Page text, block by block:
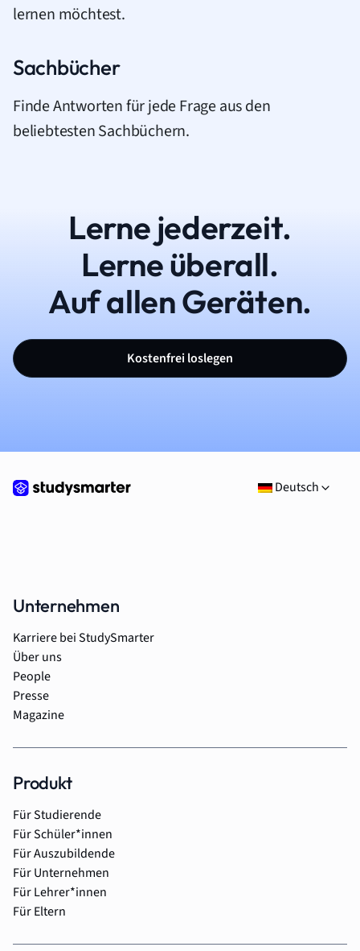
lernen möchtest.
Sachbücher
Finde Antworten für jede Frage aus den
beliebtesten Sachbüchern.
Lerne jederzeit.
Lerne überall.
Auf allen Geräten.
Kostenfrei loslegen
Deutsch
Unternehmen
Karriere bei StudySmarter
Über uns
People
Presse
Magazine
Produkt
Für Studierende
Für Schüler*innen
Für Auszubildende
Für Unternehmen
Für Lehrer*innen
Für Eltern